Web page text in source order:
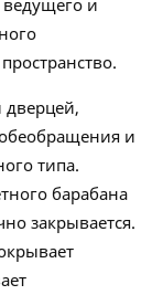
дверцей,
и
типа.
барабана
закрывается.